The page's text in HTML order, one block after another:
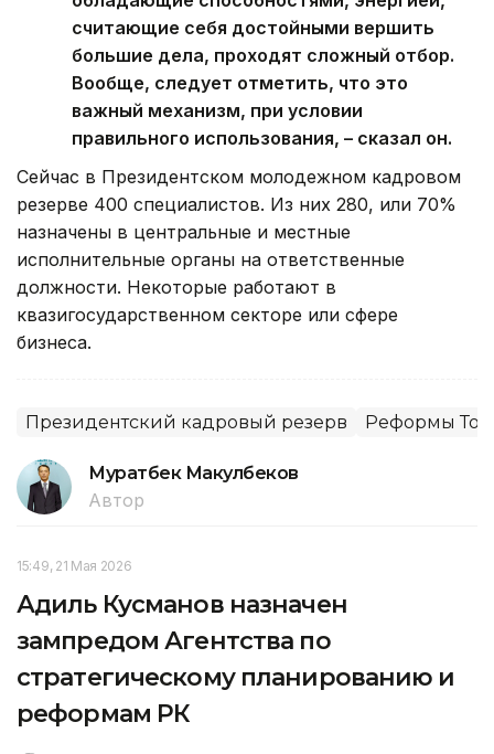
считающие себя достойными вершить
большие дела, проходят сложный отбор.
Вообще, следует отметить, что это
важный механизм, при условии
правильного использования, – сказал он.
Сейчас в Президентском молодежном кадровом
резерве 400 специалистов. Из них 280, или 70%
назначены в центральные и местные
исполнительные органы на ответственные
должности. Некоторые работают в
квазигосударственном секторе или сфере
бизнеса.
Президентский кадровый резерв Реформы
Муратбек Макулбеков
Автор
15:49, 21 Мая 2026
Адиль Кусманов назначен
зампредом Агентства по
стратегическому планированию и
реформам РК